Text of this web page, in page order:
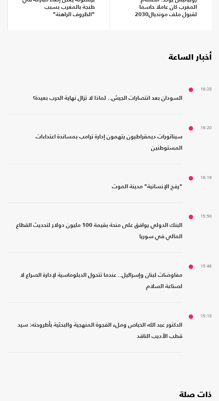
المغرب كان عاملا حاسما
لقبول ملف مونديال2030
طنجة بالمغرب بسبب
"الظروف الراهنة"
أخبار الساعة
16:28
السودان بعد انتصارات الجيش.. لماذا لا تزال نهاية الحرب بعيدة؟
16:20
سيناتورات ديمقراطيون يتهمون إدارة ترامب بمساندة اعتداءات
المستوطنين
16:19
"رفح الإنسانية" مدينة الموت
15:50
البنك الدولي يوافق على منحة بقيمة 100 مليون دولار لتحديث القطاع
المالي في سوريا
15:46
مفاوضات لبنان وإسرائيل.. عندما تتحول الدبلوماسية لإدارة الصراع لا
لصناعة السلام
15:18
الدكتور عبد الله الخباص وملء الفجوة المنهجية والبحثية بأطروحته: سيد
قطب الأديب الناقد
ذات صلة